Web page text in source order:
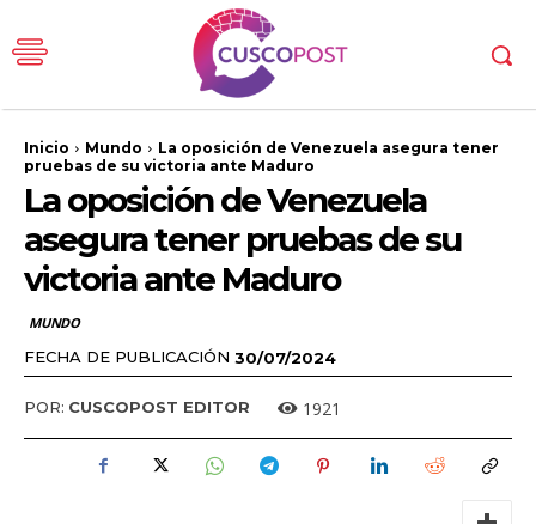
Inicio Mundo
La oposición de Venezuela asegura tener
pruebas de su victoria ante Maduro
La oposición de Venezuela
asegura tener pruebas de su
victoria ante Maduro
MUNDO
FECHA DE PUBLICACIÓN 30/07/2024
POR: CUSCOPOST EDITOR 1921